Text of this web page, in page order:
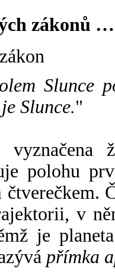
zákonů …
Slunce
Slunce."
polohu
v
je
přímka